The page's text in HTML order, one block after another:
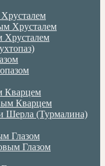
Хрусталем
Хрусталем
Кварцем
Кварцем
Шерла (Турмалина)
Глазом
Глазом